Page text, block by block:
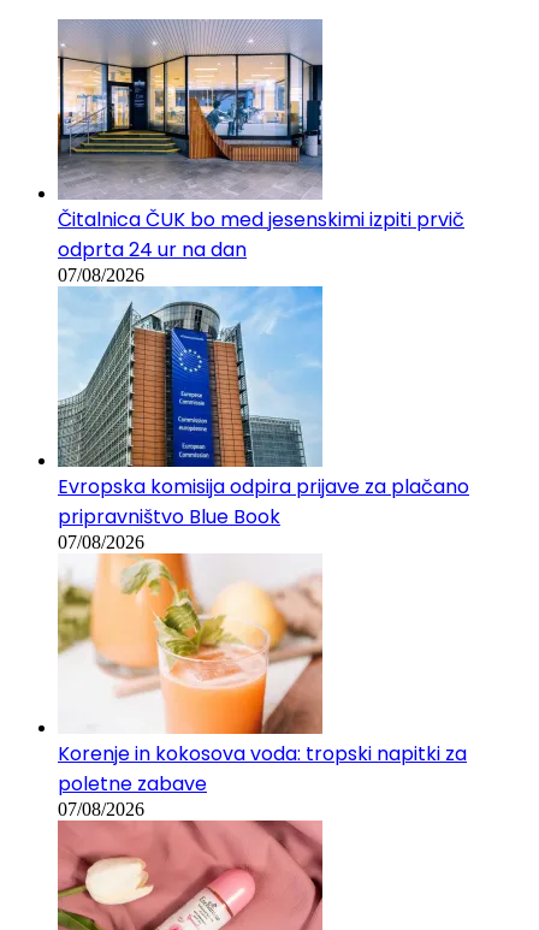
Čitalnica ČUK bo med jesenskimi izpiti prvič
odprta 24 ur na dan
07/08/2026
Evropska komisija odpira prijave za plačano
pripravništvo Blue Book
07/08/2026
Korenje in kokosova voda: tropski napitki za
poletne zabave
07/08/2026